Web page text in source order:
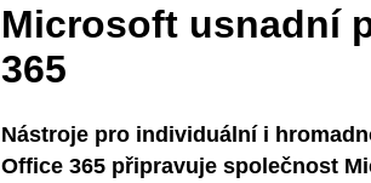
Microsoft usnadní
365
Nástroje pro individuální i
Office 365 připravuje společnost